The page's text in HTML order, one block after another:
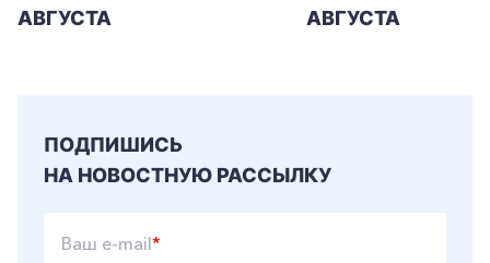
АВГУСТА
АВГУСТА
ПОДПИШИСЬ
НА НОВОСТНУЮ РАССЫЛКУ
Ваш e-mail*